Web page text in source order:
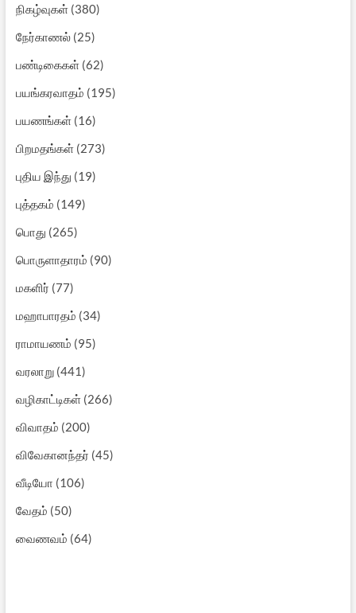
நிகழ்வுகள்(380)
நேர்காணல்(25)
பண்டிகைகள்(62)
பயங்கரவாதம் (195)
பயணங்கள்(16)
பிறமதங்கள்(273)
புதிய இந்து (19)
புத்தகம் (149)
பொது (265)
பொருளாதாரம் (90)
மகளிர் (77)
மஹாபாரதம் (34)
ராமாயணம் (95)
வரலாறு(441)
வழிகாட்டிகள்(266)
விவாதம் (200)
விவேகானந்தர் (45)
வீடியோ (106)
வேதம் (50)
வைணவம் (64)